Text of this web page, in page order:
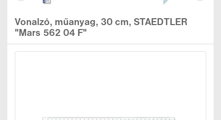
Vonalzó, műanyag, 30 cm, STAEDTLER
"Mars 562 04 F"